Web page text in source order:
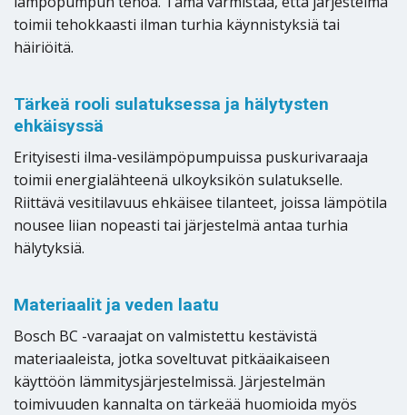
toimii tehokkaasti ilman turhia käynnistyksiä tai
häiriöitä.
Tärkeä rooli sulatuksessa ja hälytysten
ehkäisyssä
Erityisesti ilma-vesilämpöpumpuissa puskurivaraaja
toimii energialähteenä ulkoyksikön sulatukselle.
Riittävä vesitilavuus ehkäisee tilanteet, joissa lämpötila
nousee liian nopeasti tai järjestelmä antaa turhia
hälytyksiä.
Materiaalit ja veden laatu
Bosch BC -varaajat on valmistettu kestävistä
materiaaleista, jotka soveltuvat pitkäaikaiseen
käyttöön lämmitysjärjestelmissä. Järjestelmän
toimivuuden kannalta on tärkeää huomioida myös